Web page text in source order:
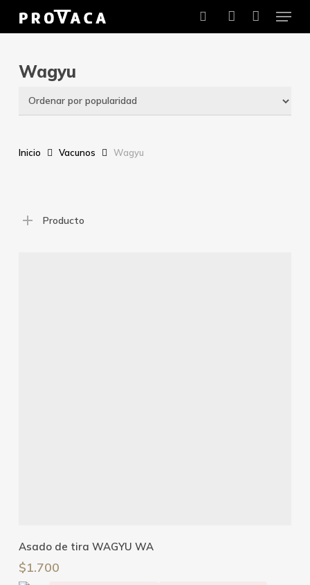
searchaccount
Menu
Wagyu
Inicio Vacunos Wagyu
Producto
Añadir Al Carrito
Asado de tira WAGYU WA
$1.700